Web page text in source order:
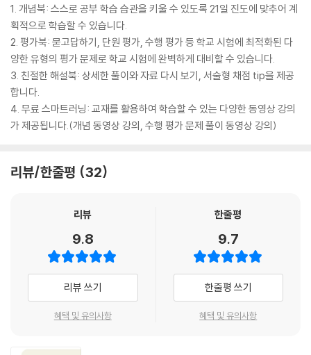
1. 개념북: 스스로 공부 학습 습관을 키울 수 있도록 21일 진도에 맞추어 계
획적으로 학습할 수 있습니다.
2. 평가북: 묻고답하기, 단원 평가, 수행 평가 등 학교 시험에 최적화된 다
양한 유형의 평가 문제로 학교 시험에 완벽하게 대비할 수 있습니다.
3. 친절한 해설북: 상세한 풀이와 자료 다시 보기, 서술형 채점 tip을 제공
합니다.
4. 무료 스마트러닝: 교재를 활용하여 학습할 수 있는 다양한 동영상 강의
가 제공됩니다.(개념 동영상 강의, 수행 평가 문제 풀이 동영상 강의)
리뷰/한줄평 32
리뷰
9.8
리뷰 쓰기
혜택 및 유의사항
한줄평
9.7
한줄평 쓰기
혜택 및 유의사항